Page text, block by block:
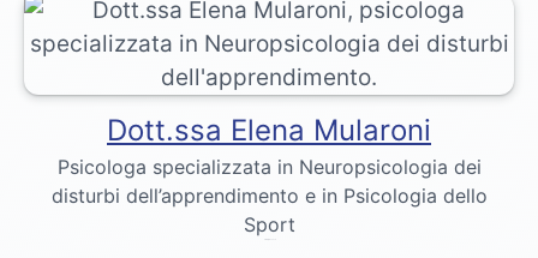
Dott.ssa Elena Mularoni
Psicologa specializzata in Neuropsicologia dei
disturbi dell’apprendimento e in Psicologia dello
Sport